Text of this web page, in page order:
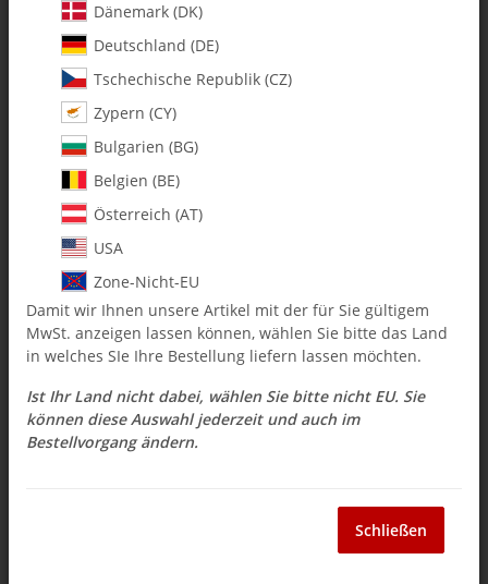
Artikelnummer:
Kategorie:Fury 57
128-453 C/F Kreiselplatte - 1er Pack
$ 7.13
inkl. 19% USt. , zzgl.Versand
Auswahl Steuerzone / Lieferland
Sofort verfügbar
Lieferzeit:3 - 14 Werktage(DE - Ausland
abweichend)
Frage zum Artikel
Dänemark (DK)
Deutschland (DE)
Tschechische Republik (CZ)
Zypern (CY)
Bulgarien (BG)
Belgien (BE)
Österreich (AT)
USA
Zone-Nicht-EU
Damit wir Ihnen unsere Artikel mit der für Sie gültigem
MwSt. anzeigen lassen können, wählen Sie bitte das Land
in welches SIe Ihre Bestellung liefern lassen möchten.
Ist Ihr Land nicht dabei, wählen Sie bitte nicht EU. Sie
können diese Auswahl jederzeit und auch im
Bestellvorgang ändern.
Schließen